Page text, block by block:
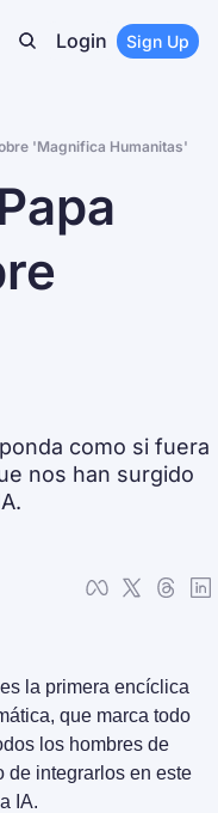
Login Sign Up
'Magnifica Humanitas'
como si fuera
nos han surgido
la primera encíclica
que marca todo
los hombres de
de integrarlos en este
IA.